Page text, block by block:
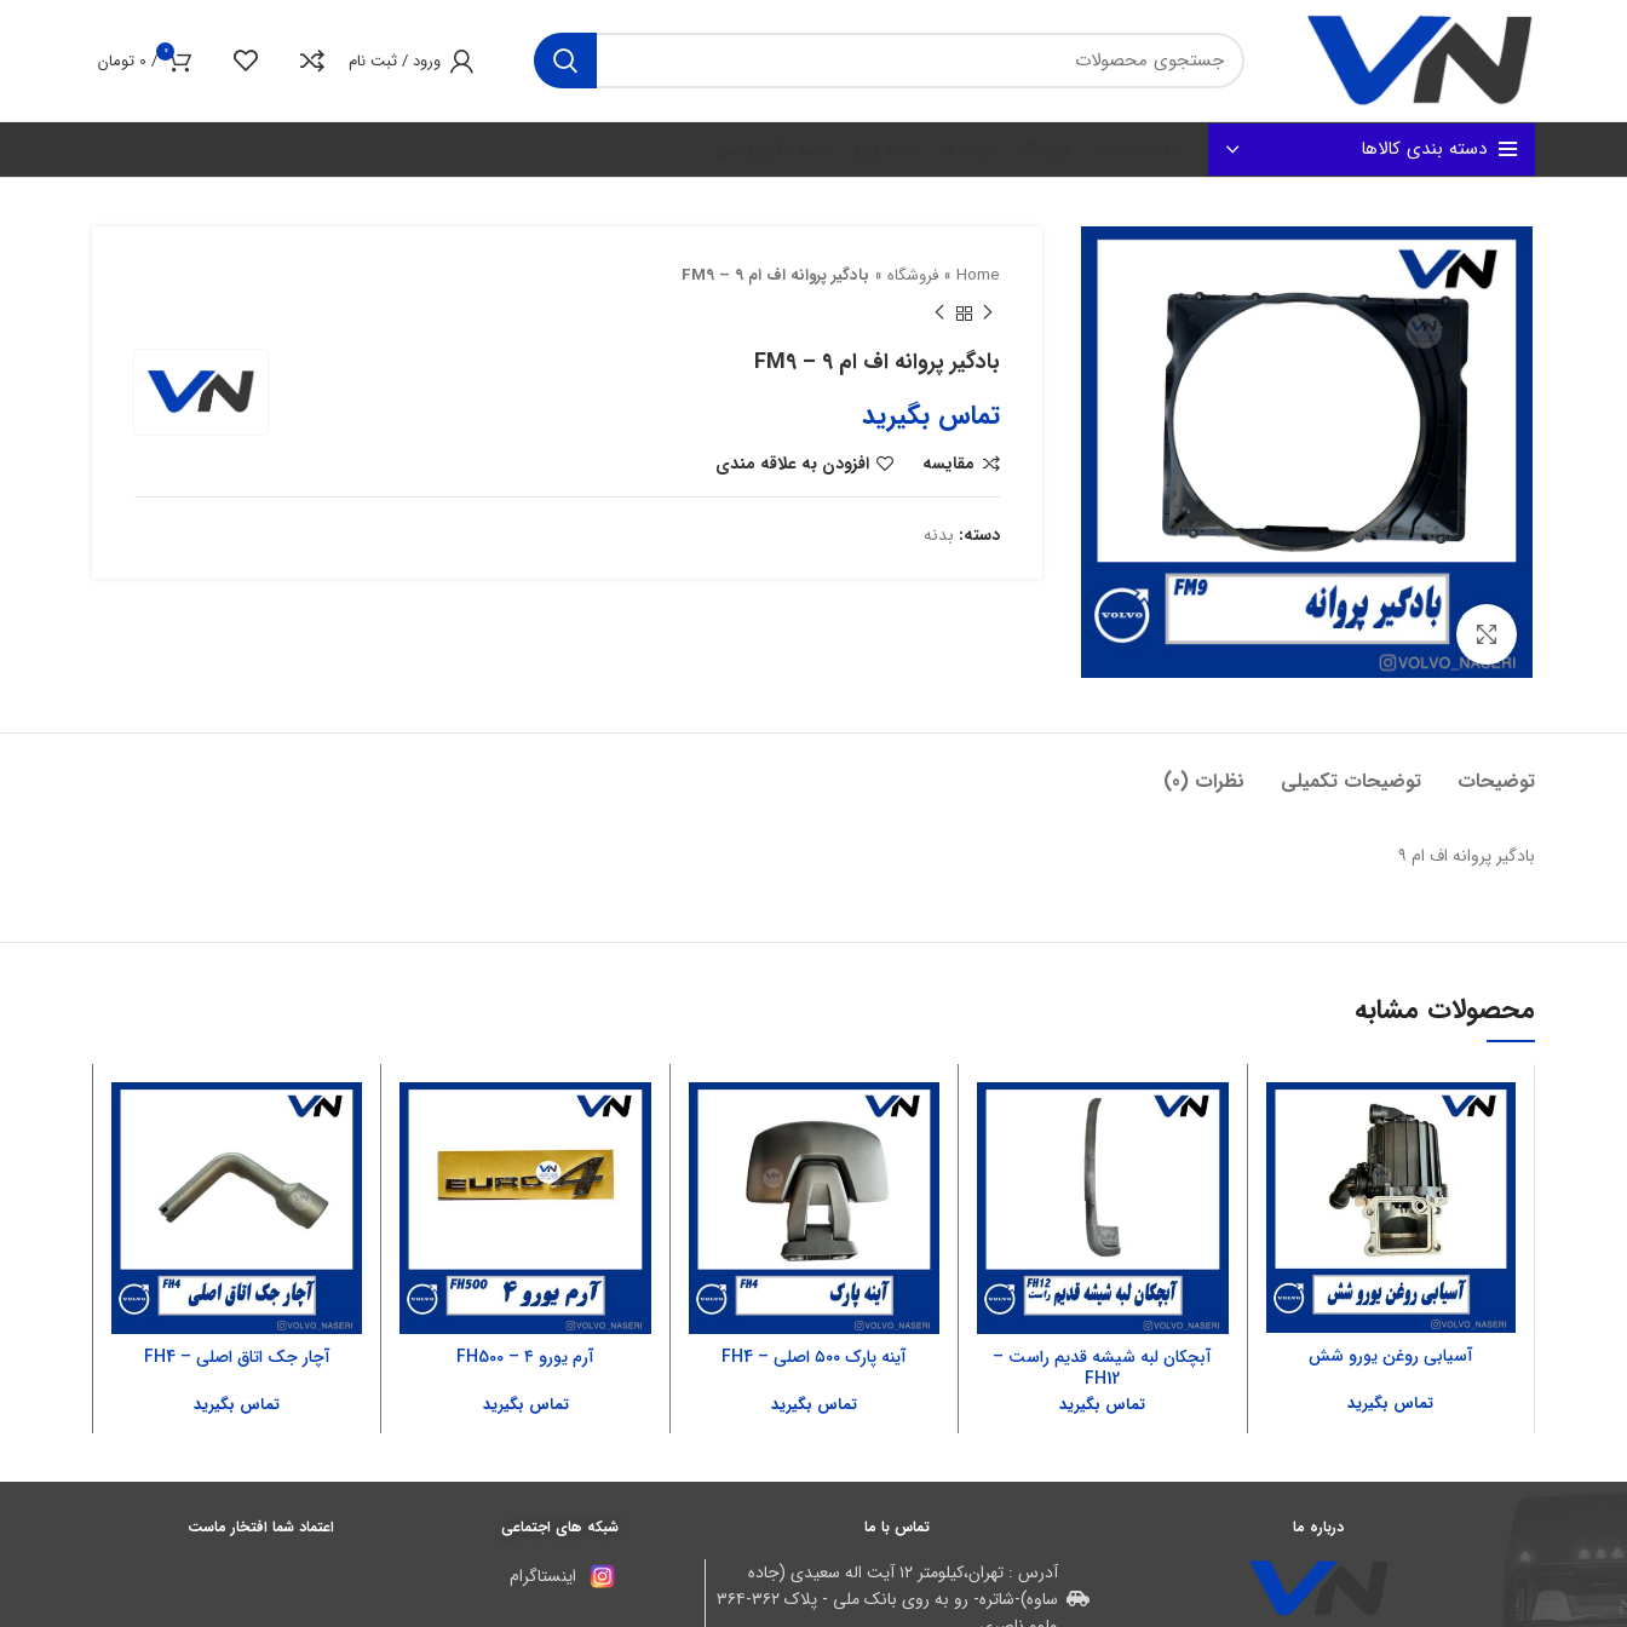
ورود / ثبت نام 0
/
0 تومان
دسته بندی کالاها
بزرگنمایی تصویر
Home
»فروشگاه » بادگیر پروانه اف ام ۹ – FM9
بادگیر پروانه اف ام ۹ – FM9
تماس بگیرید
مقایسه افزودن به علاقه مندی
دسته: بدنه
توضیحات توضیحات تکمیلی نظرات (0)
بادگیر پروانه اف ام ۹
محصولات مشابه
آسیابی روغن یورو شش
تماس بگیرید
آبچکان لبه شیشه قدیم راست –
FH12
تماس بگیرید
آینه پارک ۵۰۰ اصلی – FH4
تماس بگیرید
آرم یورو ۴ – FH500
تماس بگیرید
آچار جک اتاق اصلی – FH4
تماس بگیرید
درباره ما تماس با ما
آدرس : تهران،کیلومتر ۱۲ آیت اله سعیدی (جاده
ساوه)-شاتره- رو به روی بانک ملی - پلاک ۳۶۲-۳۶۴
شبکه های اجتماعی
اینستاگرام
اعتماد شما افتخار ماست